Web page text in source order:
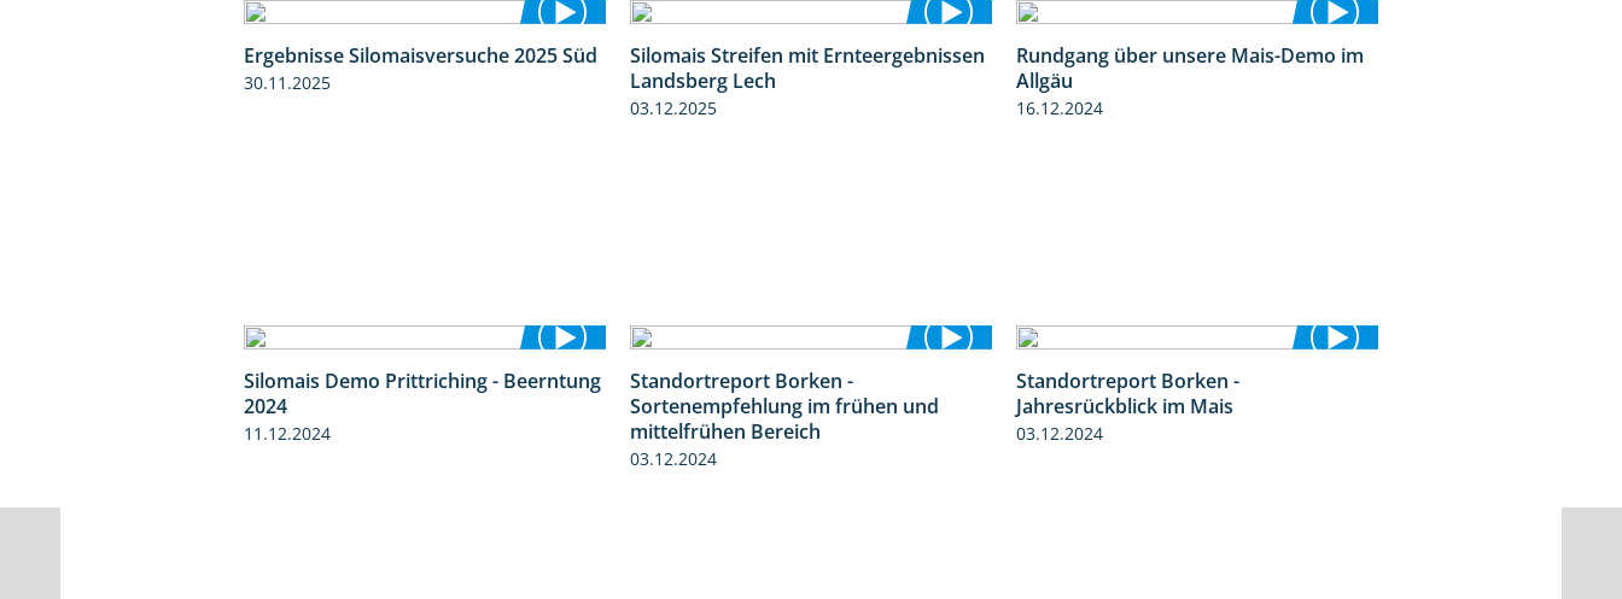
5:36
Ergebnisse Silomaisversuche 2025 Süd
30.11.2025
11:01
Silomais Streifen mit Ernteergebnissen
Landsberg Lech
03.12.2025
9:08
Rundgang über unsere Mais-Demo im
Allgäu
16.12.2024
12:28
Silomais Demo Prittriching - Beerntung
2024
11.12.2024
Standortreport Borken -
Sortenempfehlung im frühen und
mittelfrühen Bereich
03.12.2024
Standortreport Borken -
Jahresrückblick im Mais
03.12.2024